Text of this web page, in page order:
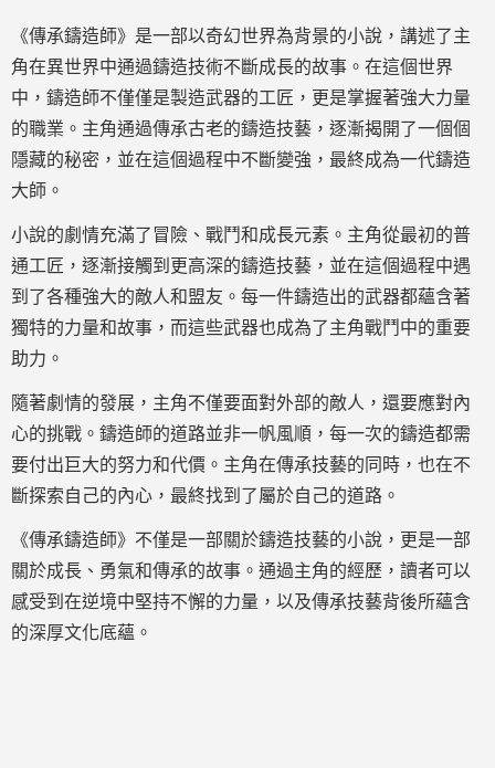
《傳承鑄造師》是一部以奇幻世界為背景的小說，講述了主
角在異世界中通過鑄造技術不斷成長的故事。在這個世界
中，鑄造師不僅僅是製造武器的工匠，更是掌握著強大力量
的職業。主角通過傳承古老的鑄造技藝，逐漸揭開了一個個
隱藏的秘密，並在這個過程中不斷變強，最終成為一代鑄造
大師。
小說的劇情充滿了冒險、戰鬥和成長元素。主角從最初的普
通工匠，逐漸接觸到更高深的鑄造技藝，並在這個過程中遇
到了各種強大的敵人和盟友。每一件鑄造出的武器都蘊含著
獨特的力量和故事，而這些武器也成為了主角戰鬥中的重要
助力。
隨著劇情的發展，主角不僅要面對外部的敵人，還要應對內
心的挑戰。鑄造師的道路並非一帆風順，每一次的鑄造都需
要付出巨大的努力和代價。主角在傳承技藝的同時，也在不
斷探索自己的內心，最終找到了屬於自己的道路。
《傳承鑄造師》不僅是一部關於鑄造技藝的小說，更是一部
關於成長、勇氣和傳承的故事。通過主角的經歷，讀者可以
感受到在逆境中堅持不懈的力量，以及傳承技藝背後所蘊含
的深厚文化底蘊。